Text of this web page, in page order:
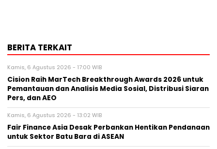
BERITA TERKAIT
Kamis, 6 Agustus 2026 - 17:00 WIB
Cision Raih MarTech Breakthrough Awards 2026 untuk
Pemantauan dan Analisis Media Sosial, Distribusi Siaran
Pers, dan AEO
Kamis, 6 Agustus 2026 - 13:02 WIB
Fair Finance Asia Desak Perbankan Hentikan Pendanaan
untuk Sektor Batu Bara di ASEAN